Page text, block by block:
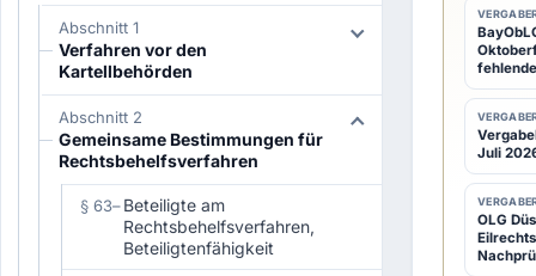
Abschnitt 1
Verfahren vor den
Kartellbehörden
Abschnitt 2
Gemeinsame Bestimmungen für
Rechtsbehelfsverfahren
§ 63–Beteiligte am
Rechtsbehelfsverfahren,
Beteiligtenfähigkeit
auf
Gehör
A
u
Juli
OLG